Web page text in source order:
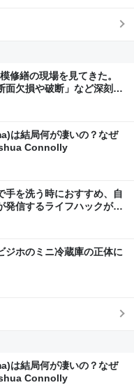
修繕の現場を見てきた。
面欠損や破断」など深刻な
は結局何が凄いの？なぜ
Connolly
手を洗う時におすすめ、自
発信するライフハックがか
思わずクスリ
ジホのミニ冷蔵庫の正体に
は結局何が凄いの？なぜ
Connolly